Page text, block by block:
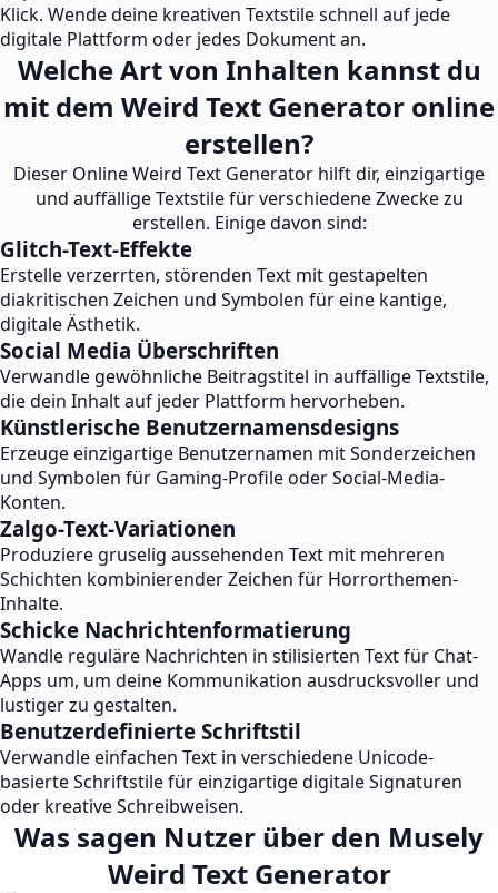
Klick. Wende deine kreativen Textstile schnell auf jede
digitale Plattform oder jedes Dokument an.
Welche Art von Inhalten kannst du
mit dem Weird Text Generator online
erstellen?
Dieser Online Weird Text Generator hilft dir, einzigartige
und auffällige Textstile für verschiedene Zwecke zu
erstellen. Einige davon sind:
Glitch-Text-Effekte
Erstelle verzerrten, störenden Text mit gestapelten
diakritischen Zeichen und Symbolen für eine kantige,
digitale Ästhetik.
Social Media Überschriften
Verwandle gewöhnliche Beitragstitel in auffällige Textstile,
die dein Inhalt auf jeder Plattform hervorheben.
Künstlerische Benutzernamensdesigns
Erzeuge einzigartige Benutzernamen mit Sonderzeichen
und Symbolen für Gaming-Profile oder Social-Media-
Konten.
Zalgo-Text-Variationen
Produziere gruselig aussehenden Text mit mehreren
Schichten kombinierender Zeichen für Horrorthemen-
Inhalte.
Schicke Nachrichtenformatierung
Wandle reguläre Nachrichten in stilisierten Text für Chat-
Apps um, um deine Kommunikation ausdrucksvoller und
lustiger zu gestalten.
Benutzerdefinierte Schriftstil
Verwandle einfachen Text in verschiedene Unicode-
basierte Schriftstile für einzigartige digitale Signaturen
oder kreative Schreibweisen.
Was sagen Nutzer über den Musely
Weird Text Generator